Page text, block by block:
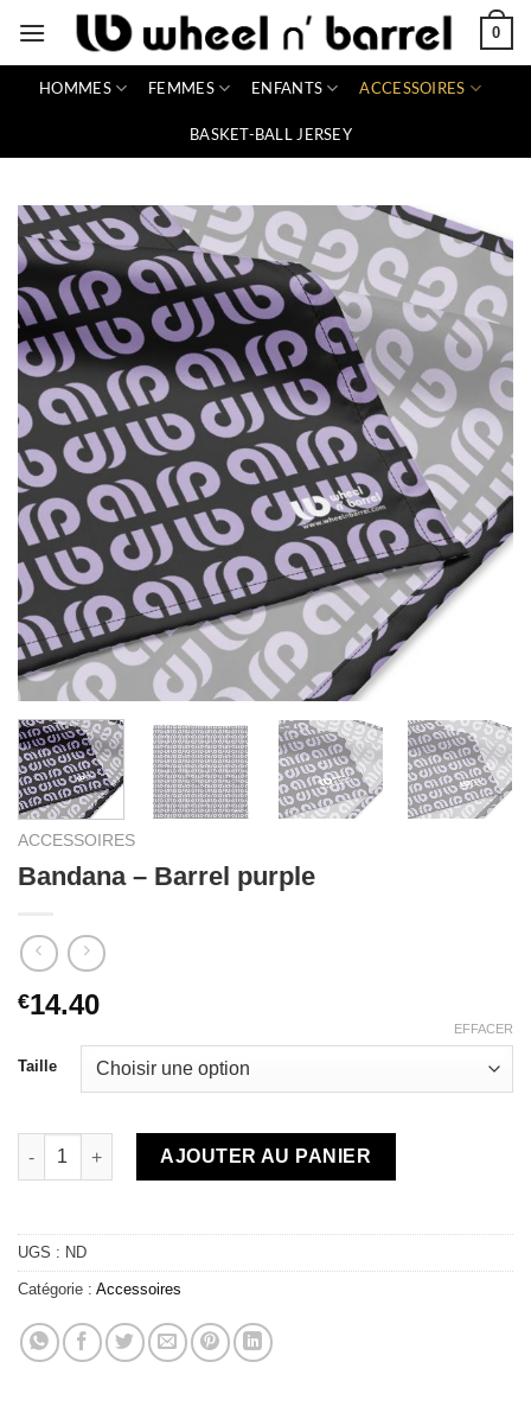
0
HOMMES FEMMES ENFANTS ACCESSOIRES
BASKET-BALL JERSEY
ACCESSOIRES
Bandana – Barrel purple
€14.40
Taille
EFFACER
quantité de Bandana - Barrel purple
AJOUTER AU PANIER
UGS : ND
Catégorie : Accessoires